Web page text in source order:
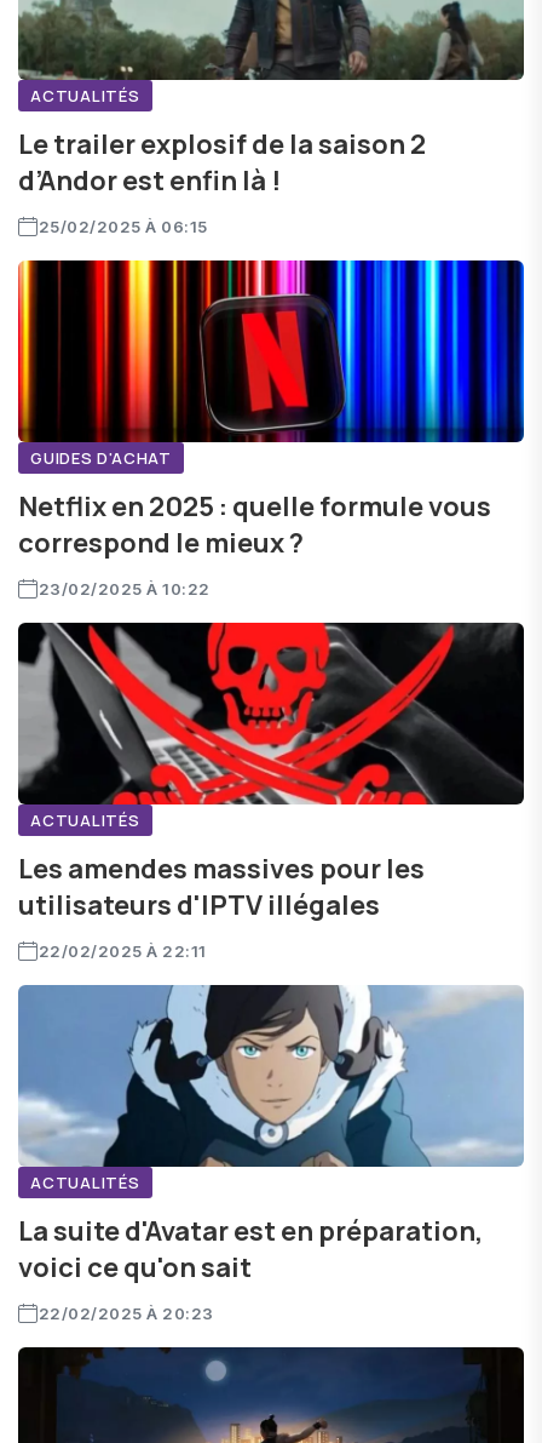
ACTUALITÉS
Le trailer explosif de la saison 2
d’Andor est enfin là !
25/02/2025 À 06:15
GUIDES D'ACHAT
Netflix en 2025 : quelle formule vous
correspond le mieux ?
23/02/2025 À 10:22
ACTUALITÉS
Les amendes massives pour les
utilisateurs d'IPTV illégales
22/02/2025 À 22:11
ACTUALITÉS
La suite d'Avatar est en préparation,
voici ce qu'on sait
22/02/2025 À 20:23